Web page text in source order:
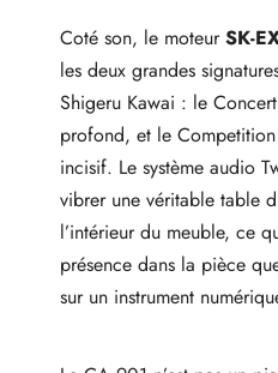
Coté son, le moteurSK-
les deux grandes
Shigeru Kawai : le
profond, et le
incisif. Le système audio
vibrer une véritable table
l’intérieur du meuble, ce
présence dans la pièce
sur un instrument